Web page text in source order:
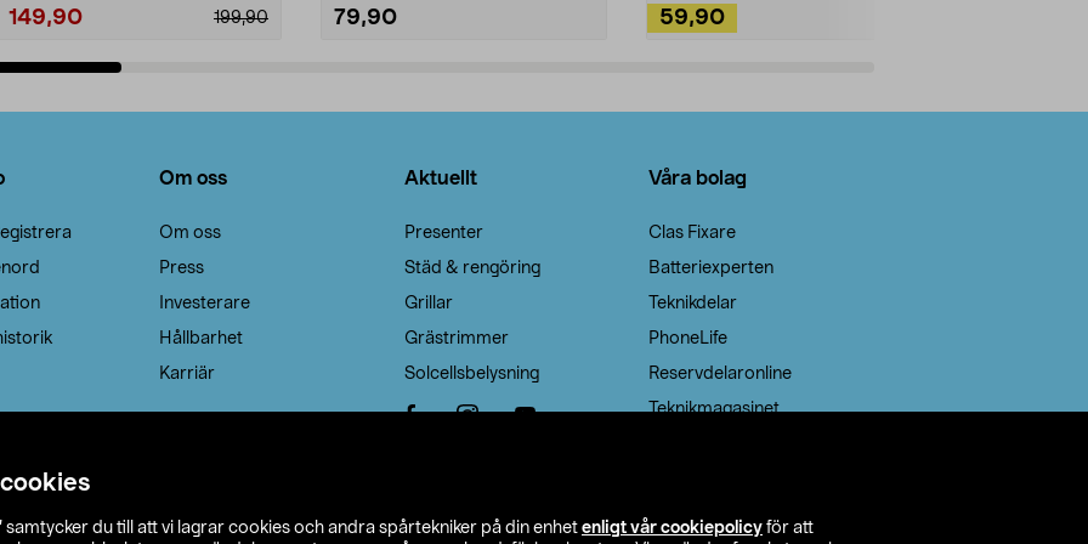
samtycker du till att vi lagrar cookies och andra spårtekniker på din enhet enligt vår cookiepolicy för att
199,90
149,90 79,90 59,90
Om oss
Om oss
Press
Investerare
Hållbarhet
Karriär
Aktuellt
Presenter
Städ & rengöring
Grillar
Grästrimmer
Solcellsbelysning
Våra bolag
Clas Fixare
Batteriexperten
Teknikdelar
PhoneLife
Reservdelaronline
Teknikmagasinet